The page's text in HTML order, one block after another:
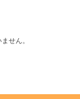
せん。